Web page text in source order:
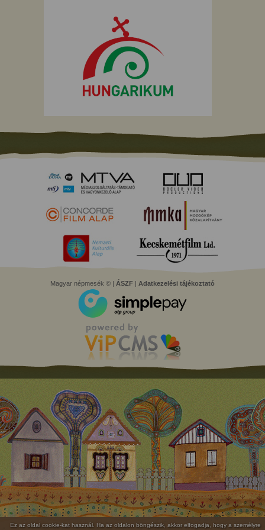
Magyar népmesék © | ÁSZF | Adatkezelési tájékoztató
Ez az oldal cookie-kat használ. Ha az oldalon böngészik, akkor elfogadja, hogy a személyre